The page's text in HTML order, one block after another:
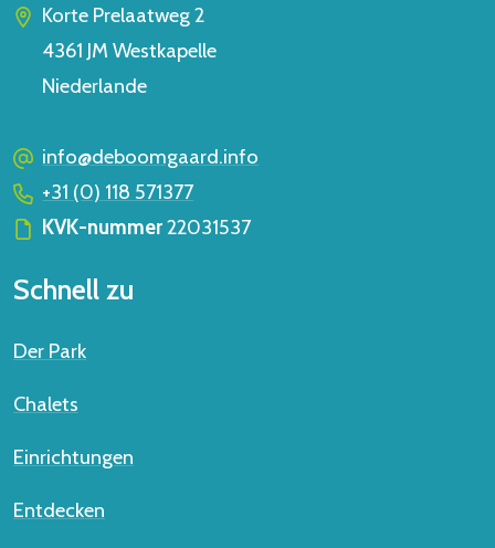
Korte Prelaatweg 2
4361 JM Westkapelle
Niederlande
info@deboomgaard.info
+31 (0) 118 571377
KVK-nummer22031537
Schnell zu
Der Park
Chalets
Einrichtungen
Entdecken